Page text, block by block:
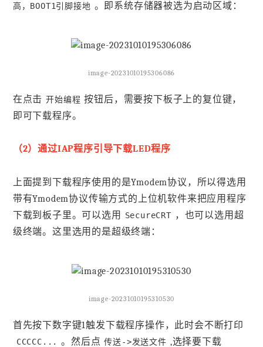
高，BOOT1引脚接地 。即系统存储器被选为启动区域：
image-20231010195306086
在点击 开始编程 按钮后，需要按下板子上的复位键，
即可下载程序。
（2）通过IAP程序引导下载LED程序
上面提到下载程序使用的是Ymodem协议，所以得选用
带有Ymodem协议传输方式的上位机软件来把应用程序
下载到板子里。可以选用
SecureCRT ，也可以选用超
级终端。这里选用的是超级终端：
image-20231010195310530
首先按下数字键1触发下载程序操作，此时会不断打印
CCCCC... 。然后点 传送->发送文件 ,选择要下载